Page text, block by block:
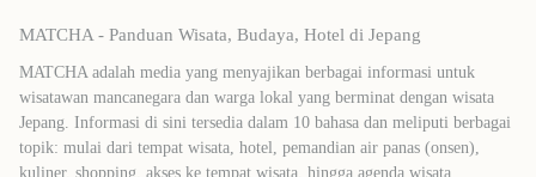
MATCHA - Panduan Wisata, Budaya, Hotel di Jepang
MATCHA adalah media yang menyajikan berbagai informasi untuk
wisatawan mancanegara dan warga lokal yang berminat dengan wisata
Jepang. Informasi di sini tersedia dalam 10 bahasa dan meliputi berbagai
topik: mulai dari tempat wisata, hotel, pemandian air panas (onsen),
kuliner, shopping, akses ke tempat wisata, hingga agenda wisata